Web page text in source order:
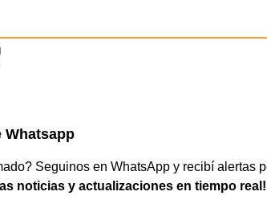
Whatsapp
Seguinos en WhatsApp y recibí alertas
noticias y actualizaciones en tiempo real!